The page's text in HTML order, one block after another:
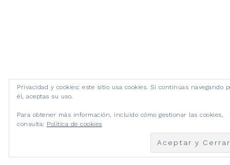
Privacidad y cookies: este sitio usa cookies. Si continúas navegando
él, aceptas su uso.
Para obtener más información, incluido cómo gestionar las cookies,
consulta: Política de cookies